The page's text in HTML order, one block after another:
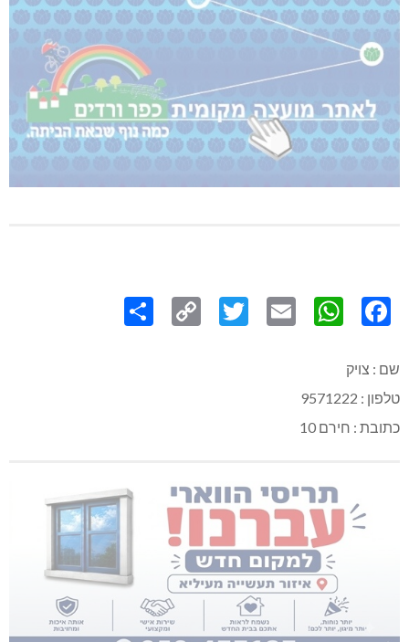
Link
שם : צויק
טלפון : 9571222
כתובת : חירם 10